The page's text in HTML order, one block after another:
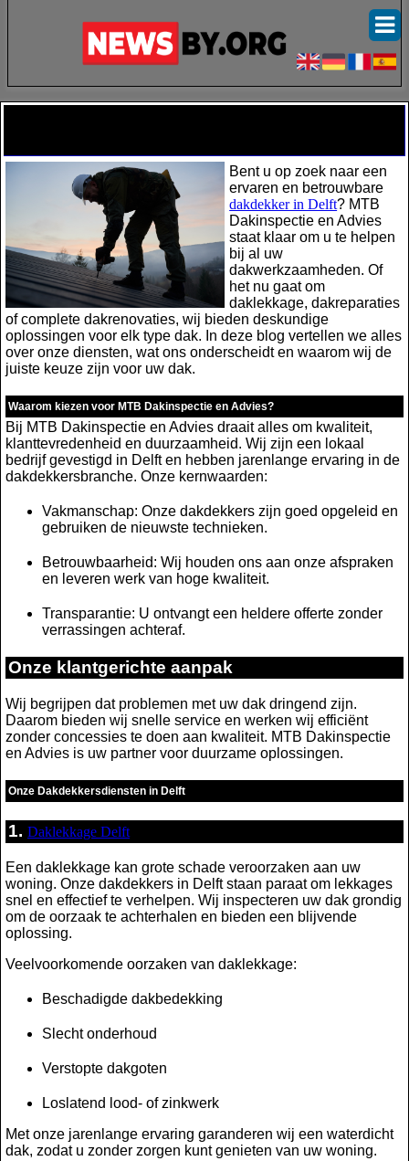
Bent u op zoek naar een
ervaren en betrouwbare
dakdekker in Delft? MTB
Dakinspectie en Advies
staat klaar om u te helpen
bij al uw
dakwerkzaamheden. Of
het nu gaat om
daklekkage, dakreparaties
of complete dakrenovaties, wij bieden deskundige
oplossingen voor elk type dak. In deze blog vertellen we alles
over onze diensten, wat ons onderscheidt en waarom wij de
juiste keuze zijn voor uw dak.
Waarom kiezen voor MTB Dakinspectie en Advies?
Bij MTB Dakinspectie en Advies draait alles om kwaliteit,
klanttevredenheid en duurzaamheid. Wij zijn een lokaal
bedrijf gevestigd in Delft en hebben jarenlange ervaring in de
dakdekkersbranche. Onze kernwaarden:
Vakmanschap: Onze dakdekkers zijn goed opgeleid en
gebruiken de nieuwste technieken.
Betrouwbaarheid: Wij houden ons aan onze afspraken
en leveren werk van hoge kwaliteit.
Transparantie: U ontvangt een heldere offerte zonder
verrassingen achteraf.
Onze klantgerichte aanpak
Wij begrijpen dat problemen met uw dak dringend zijn.
Daarom bieden wij snelle service en werken wij efficiënt
zonder concessies te doen aan kwaliteit. MTB Dakinspectie
en Advies is uw partner voor duurzame oplossingen.
Onze Dakdekkersdiensten in Delft
1. Daklekkage Delft
Een daklekkage kan grote schade veroorzaken aan uw
woning. Onze dakdekkers in Delft staan paraat om lekkages
snel en effectief te verhelpen. Wij inspecteren uw dak grondig
om de oorzaak te achterhalen en bieden een blijvende
oplossing.
Veelvoorkomende oorzaken van daklekkage:
Beschadigde dakbedekking
Slecht onderhoud
Verstopte dakgoten
Loslatend lood- of zinkwerk
Met onze jarenlange ervaring garanderen wij een waterdicht
dak, zodat u zonder zorgen kunt genieten van uw woning.